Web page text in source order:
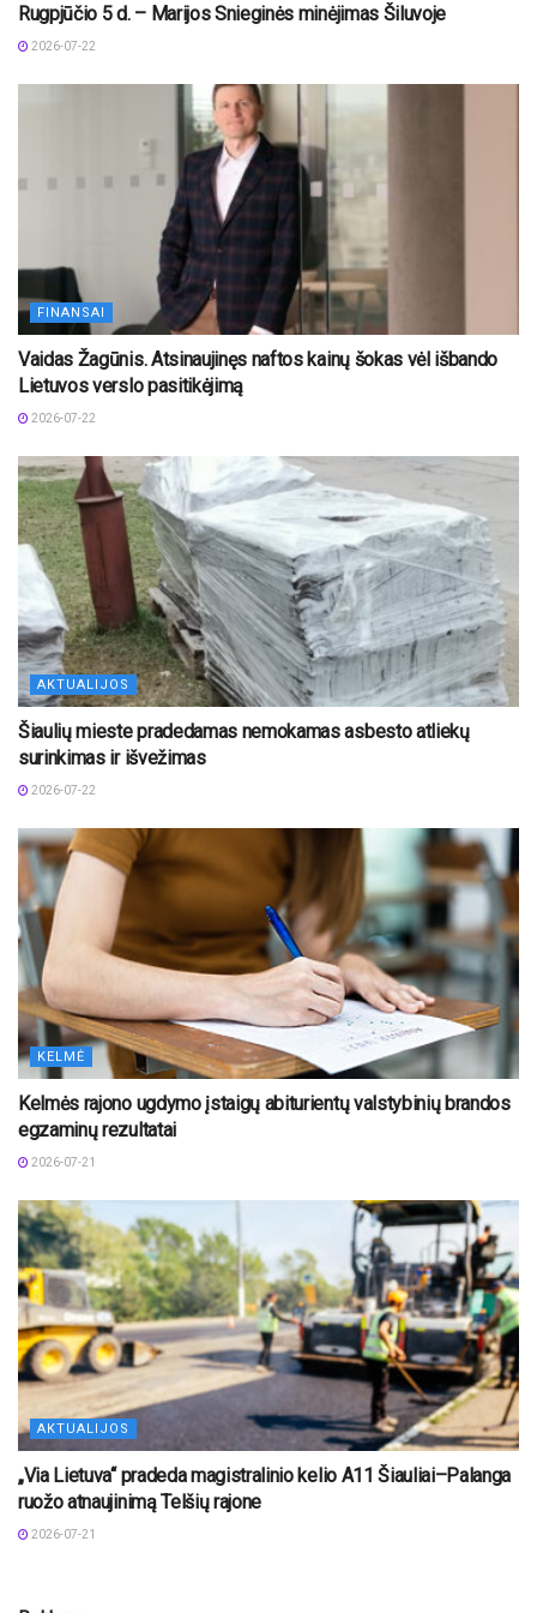
Rugpjūčio 5 d. – Marijos Snieginės minėjimas Šiluvoje
2026-07-22
FINANSAI
Vaidas Žagūnis. Atsinaujinęs naftos kainų šokas vėl išbando
Lietuvos verslo pasitikėjimą
2026-07-22
AKTUALIJOS
Šiaulių mieste pradedamas nemokamas asbesto atliekų
surinkimas ir išvežimas
2026-07-22
KELMĖ
Kelmės rajono ugdymo įstaigų abiturientų valstybinių brandos
egzaminų rezultatai
2026-07-21
AKTUALIJOS
„Via Lietuva“ pradeda magistralinio kelio A11 Šiauliai–Palanga
ruožo atnaujinimą Telšių rajone
2026-07-21